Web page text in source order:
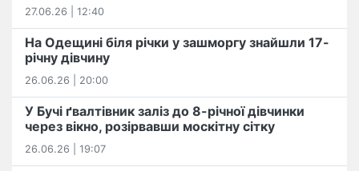
27.06.26 | 12:40
На Одещині біля річки у зашморгу знайшли 17-
річну дівчину
26.06.26 | 20:00
У Бучі ґвалтівник заліз до 8-річної дівчинки
через вікно, розірвавши москітну сітку
26.06.26 | 19:07